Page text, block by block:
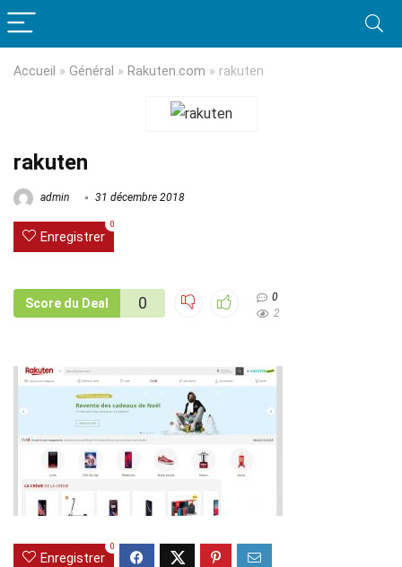
Accueil » Général » Rakuten.com » rakuten
rakuten
admin 31 décembre 2018
Enregistrer
0
Score du Deal 0
0
2
Enregistrer
0